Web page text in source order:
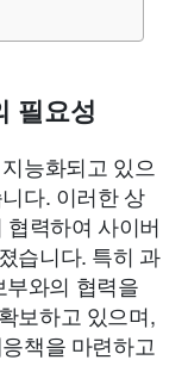
필요성
능화되고 있으
다. 이러한 상
력하여 사이버
습니다. 특히 과
와의 협력을
보하고 있으며,
책을 마련하고